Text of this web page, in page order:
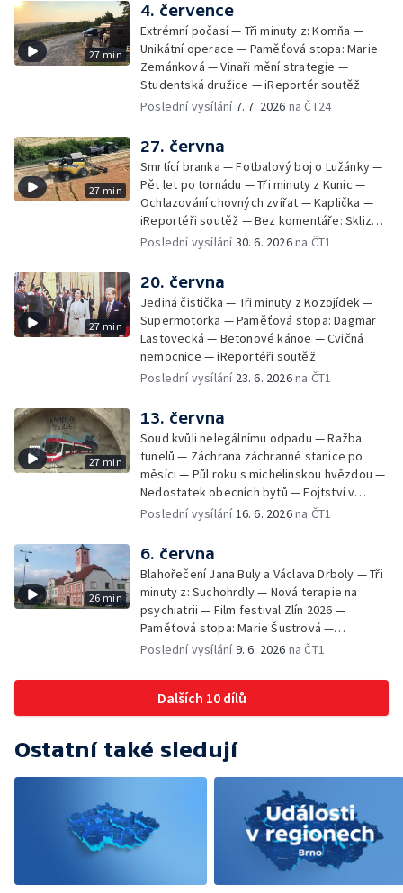
27 min
4. července
Extrémní počasí — Tři minuty z: Komňa —
Unikátní operace — Paměťová stopa: Marie
Zemánková — Vinaři mění strategie —
Studentská družice — iReportér soutěž
Poslední vysílání 7. 7. 2026 na ČT24
27 min
27. června
Smrtící branka — Fotbalový boj o Lužánky —
Pět let po tornádu — Tři minuty z Kunic —
Ochlazování chovných zvířat — Kaplička —
iReportéři soutěž — Bez komentáře: Sklizeň
obilí v Bulharech
Poslední vysílání30. 6. 2026na ČT1
27 min
20. června
Jediná čistička — Tři minuty z Kozojídek —
Supermotorka — Paměťová stopa: Dagmar
Lastovecká — Betonové kánoe — Cvičná
nemocnice — iReportéři soutěž
Poslední vysílání 23. 6. 2026na ČT1
27 min
13. června
Soud kvůli nelegálnímu odpadu — Ražba
tunelů — Záchrana záchranné stanice po
měsíci — Půl roku s michelinskou hvězdou —
Nedostatek obecních bytů — Fojtství v
Jasenné — iReportéři soutěž
Poslední vysílání16. 6. 2026na ČT1
26 min
6. června
Blahořečení Jana Buly a Václava Drboly — Tři
minuty z: Suchohrdly — Nová terapie na
psychiatrii — Film festival Zlín 2026 —
Paměťová stopa: Marie Šustrová —
iReportéři soutěž — Bez komentáře:
Poslední vysílání9. 6. 2026 na ČT1
Dalších 10 dílů
Ostatní také sledují